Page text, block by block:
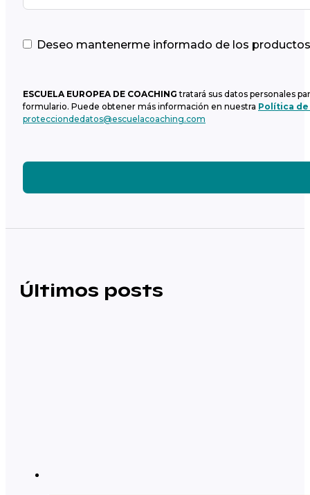
Deseo mantenerme informado de los
ESCUELA EUROPEA DE COACHING tratará sus datos personales
formulario. Puede obtener más información en nuestra Política
protecciondedatos@escuelacoaching.com
Últimos posts